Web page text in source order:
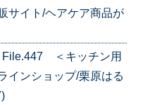
サイト/ヘアケア商品が
File.447 ＜キッチン用
インショップ/栗原はる